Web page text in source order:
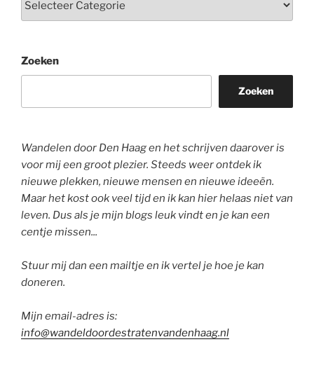
Zoeken
Zoeken
Wandelen door Den Haag en het schrijven daarover is
voor mij een groot plezier. Steeds weer ontdek ik
nieuwe plekken, nieuwe mensen en nieuwe ideeën.
Maar het kost ook veel tijd en ik kan hier helaas niet van
leven. Dus als je mijn blogs leuk vindt en je kan een
centje missen...
Stuur mij dan een mailtje en ik vertel je hoe je kan
doneren.
Mijn email-adres is:
info@wandeldoordestratenvandenhaag.nl